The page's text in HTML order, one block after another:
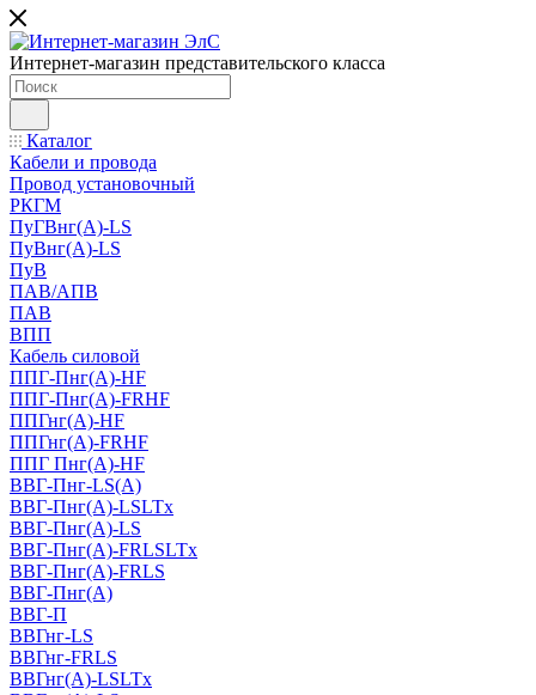
Интернет-магазин представительского класса
Каталог
Кабели и провода
Провод установочный
РКГМ
ПуГВнг(А)-LS
ПуВнг(А)-LS
ПуВ
ПАВ/АПВ
ПАВ
ВПП
Кабель силовой
ППГ-Пнг(А)-HF
ППГ-Пнг(А)-FRHF
ППГнг(А)-HF
ППГнг(А)-FRHF
ППГ Пнг(А)-HF
ВВГ-Пнг-LS(А)
ВВГ-Пнг(А)-LSLTx
ВВГ-Пнг(А)-LS
ВВГ-Пнг(А)-FRLSLTx
ВВГ-Пнг(А)-FRLS
ВВГ-Пнг(А)
ВВГ-П
ВВГнг-LS
ВВГнг-FRLS
ВВГнг(А)-LSLTx